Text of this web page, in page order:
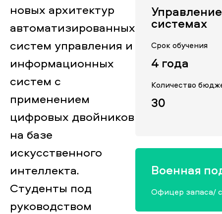
новых архитектур
автоматизированных
систем управления и
информационных
систем с
применением
цифровых двойников
на базе
искусственного
интеллекта.
Студенты под
руководством
системах
Срок обучения
4 года
Количество
30
Военная
Офицер запаса/